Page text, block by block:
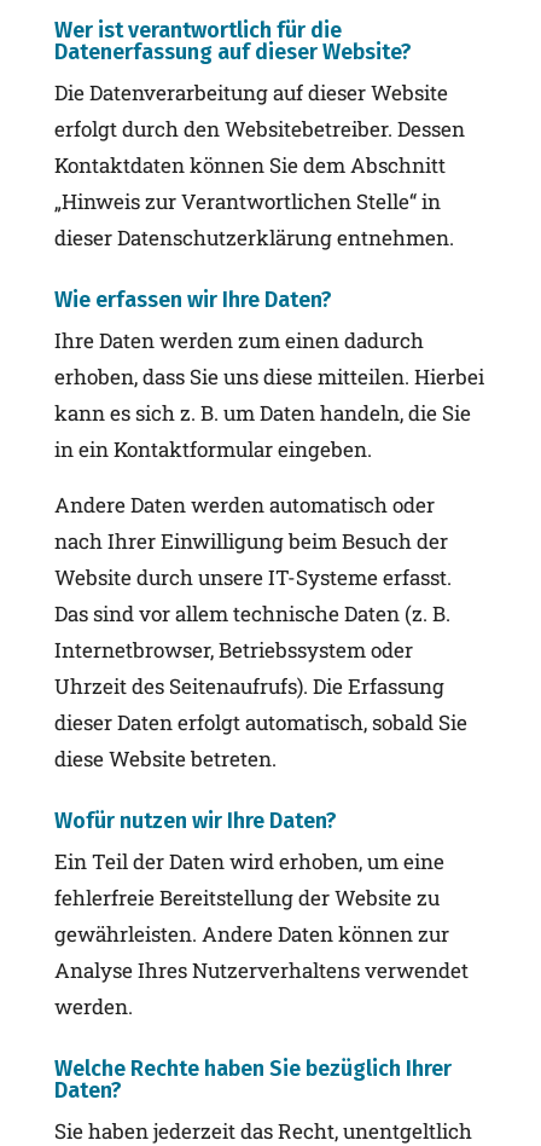
Wer ist verantwortlich für die
Datenerfassung auf dieser Website?
Die Datenverarbeitung auf dieser Website
erfolgt durch den Websitebetreiber. Dessen
Kontaktdaten können Sie dem Abschnitt
„Hinweis zur Verantwortlichen Stelle“ in
dieser Datenschutzerklärung entnehmen.
Wie erfassen wir Ihre Daten?
Ihre Daten werden zum einen dadurch
erhoben, dass Sie uns diese mitteilen. Hierbei
kann es sich z. B. um Daten handeln, die Sie
in ein Kontaktformular eingeben.
Andere Daten werden automatisch oder
nach Ihrer Einwilligung beim Besuch der
Website durch unsere IT-Systeme erfasst.
Das sind vor allem technische Daten (z. B.
Internetbrowser, Betriebssystem oder
Uhrzeit des Seitenaufrufs). Die Erfassung
dieser Daten erfolgt automatisch, sobald Sie
diese Website betreten.
Wofür nutzen wir Ihre Daten?
Ein Teil der Daten wird erhoben, um eine
fehlerfreie Bereitstellung der Website zu
gewährleisten. Andere Daten können zur
Analyse Ihres Nutzerverhaltens verwendet
werden.
Welche Rechte haben Sie bezüglich Ihrer
Daten?
Sie haben jederzeit das Recht, unentgeltlich